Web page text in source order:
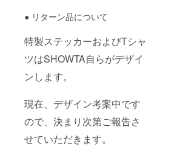
● リターン品について
特製ステッカーおよびTシャ
ツはSHOWTA自らがデザイ
ンします。
現在、デザイン考案中です
ので、決まり次第ご報告さ
せていただきます。